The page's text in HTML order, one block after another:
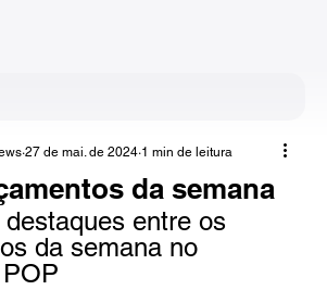
da semana
27 de mai. de 2024 1 min de leitura
entre os
da semana no